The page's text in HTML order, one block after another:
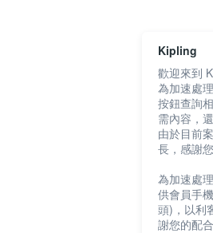
Kipling
歡迎來到
為加速處
按鈕查詢
需內容，
由於目前
長，感謝
為加速處
供會員手
頭)，以利
謝您的配合